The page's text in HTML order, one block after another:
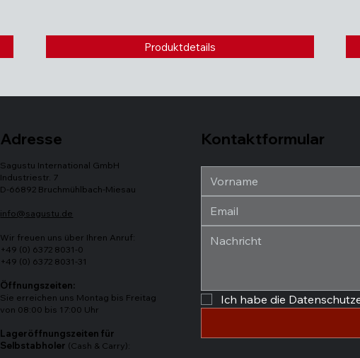
Produktdetails
Kontaktformular
Ich habe die
Adresse
Sagustu International GmbH
Industriestr. 7
D-66892 Bruchmühlbach-Miesau
info@sagustu.de
Wir freuen uns über Ihren Anruf:
+49 (0) 6372 8031-0
+49 (0) 6372 8031-31
Öffnungszeiten:
Sie erreichen uns Montag bis Freitag
von 08:00 bis 17:00 Uhr
Lageröffnungszeiten für
Selbstabholer (Cash & Carry):